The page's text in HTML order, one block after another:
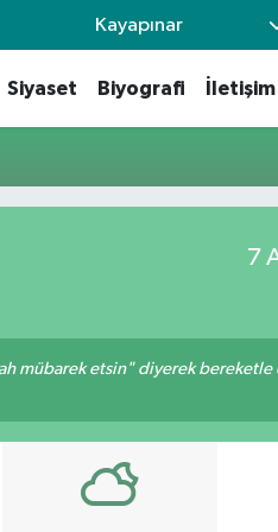
Kayapınar
Siyaset Biyografi İletişim
7
mübarek etsin" diyerek bereketle